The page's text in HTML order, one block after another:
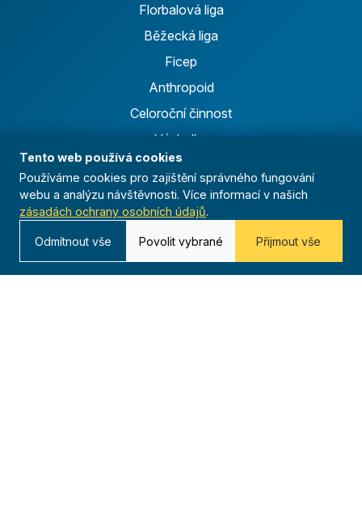
Florbalová liga
Běžecká liga
Ficep
Anthropoid
Celoroční činnost
Výsledky
Časopis
Archiv
Redakce
Tento web používá cookies
Používáme cookies pro zajištění správného fungování
webu a analýzu návštěvnosti. Více informací v našich
zásadách ochrany osobních údajů.
Odmítnout vše Povolit vybrané Přijmout vše